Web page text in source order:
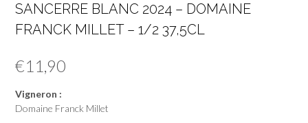
SANCERRE BLANC 2024 – DOMAINE
FRANCK MILLET – 1/2 37,5CL
€11,90
Vigneron :
Domaine Franck Millet